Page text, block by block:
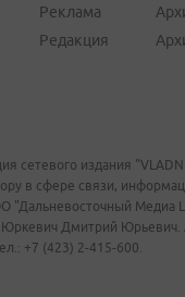
Реклама
Редакция
сетевого издания
в сфере связи,
"Дальневосточный Медиа
Дмитрий Юрьевич.
+7 (423) 2-415-600.